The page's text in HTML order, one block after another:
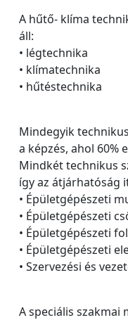
A hűtő- klíma
áll:
• légtechnika
• klímatechnika
• hűtéstechnika
Mindegyik
a képzés, ahol 60%
Mindkét technikus
így az átjárhatóság
• Épületgépészeti
• Épületgépészeti
• Épületgépészeti
• Épületgépészeti
• Szervezési és
A speciális szakmai